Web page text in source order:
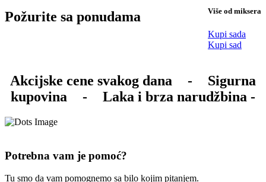
Požurite sa ponudama Više od miksera
Kupi sada
Kupi sad
Akcijske cene svakog dana -
Sigurna
kupovina
- Laka i brza narudžbina -
Potrebna vam je pomoć?
Tu smo da vam pomognemo sa bilo kojim pitanjem.